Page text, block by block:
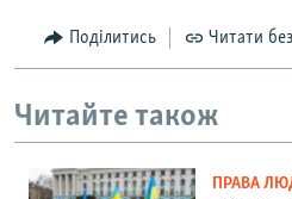
Поділитись Читати
Читайте також
ПРАВА